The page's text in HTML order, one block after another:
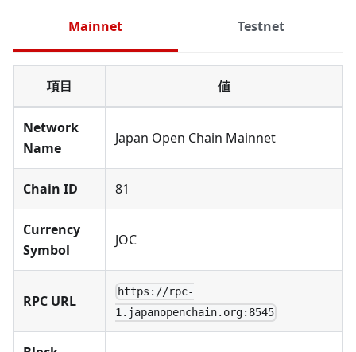
Mainnet Testnet
項目 値
Network
Name
Japan Open Chain Mainnet
Chain ID 81
Currency
Symbol
JOC
RPC URL
https://rpc-
1.japanopenchain.org:8545